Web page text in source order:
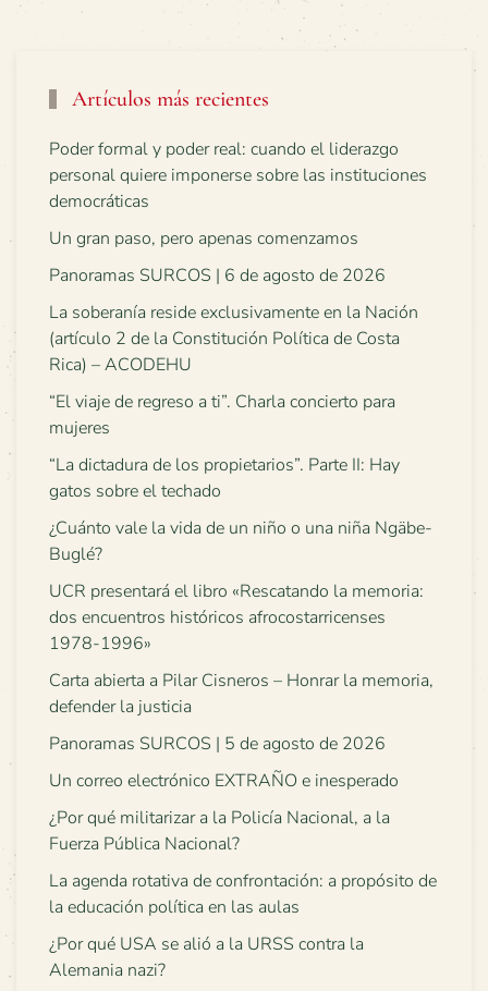
Artículos más recientes
Poder formal y poder real: cuando el liderazgo
personal quiere imponerse sobre las instituciones
democráticas
Un gran paso, pero apenas comenzamos
Panoramas SURCOS | 6 de agosto de 2026
La soberanía reside exclusivamente en la Nación
(artículo 2 de la Constitución Política de Costa
Rica) – ACODEHU
“El viaje de regreso a ti”. Charla concierto para
mujeres
“La dictadura de los propietarios”. Parte II: Hay
gatos sobre el techado
¿Cuánto vale la vida de un niño o una niña Ngäbe-
Buglé?
UCR presentará el libro «Rescatando la memoria:
dos encuentros históricos afrocostarricenses
1978-1996»
Carta abierta a Pilar Cisneros – Honrar la memoria,
defender la justicia
Panoramas SURCOS | 5 de agosto de 2026
Un correo electrónico EXTRAÑO e inesperado
¿Por qué militarizar a la Policía Nacional, a la
Fuerza Pública Nacional?
La agenda rotativa de confrontación: a propósito de
la educación política en las aulas
¿Por qué USA se alió a la URSS contra la
Alemania nazi?